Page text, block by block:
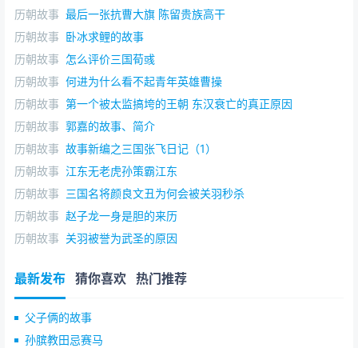
历朝故事 最后一张抗曹大旗 陈留贵族高干
历朝故事 卧冰求鲤的故事
历朝故事 怎么评价三国荀彧
历朝故事 何进为什么看不起青年英雄曹操
历朝故事 第一个被太监搞垮的王朝 东汉衰亡的真正原因
历朝故事 郭嘉的故事、简介
历朝故事 故事新编之三国张飞日记（1）
历朝故事 江东无老虎孙策霸江东
历朝故事 三国名将颜良文丑为何会被关羽秒杀
历朝故事 赵子龙一身是胆的来历
历朝故事 关羽被誉为武圣的原因
最新发布 猜你喜欢 热门推荐
父子俩的故事
孙膑教田忌赛马